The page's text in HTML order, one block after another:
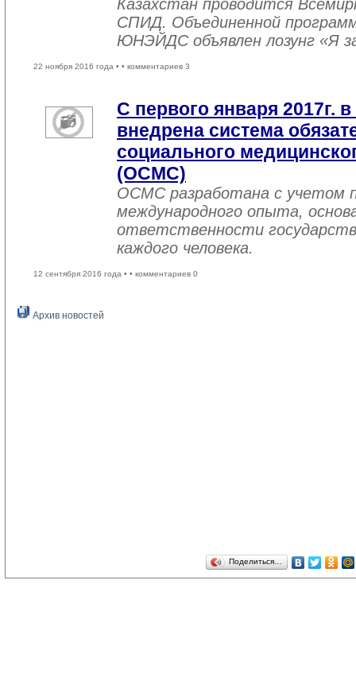
Казахстан проводится
СПИД. Объединенной
ЮНЭЙДС объявлен лозунг «Я
22 ноября 2016 года • • комментариев 3
С первого января 2017г.
внедрена система
социального
(ОСМС)
ОСМС разработана с учетом
международного опыта,
ответственности
каждого человека.
12 сентября 2016 года • • комментариев 0
Архив новостей
Поделиться…